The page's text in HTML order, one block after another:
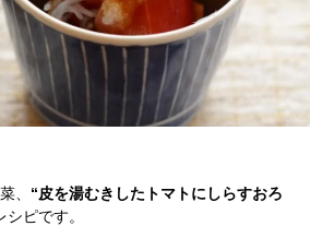
、 “皮を湯むきしたトマトにしらすおろ
シピです。